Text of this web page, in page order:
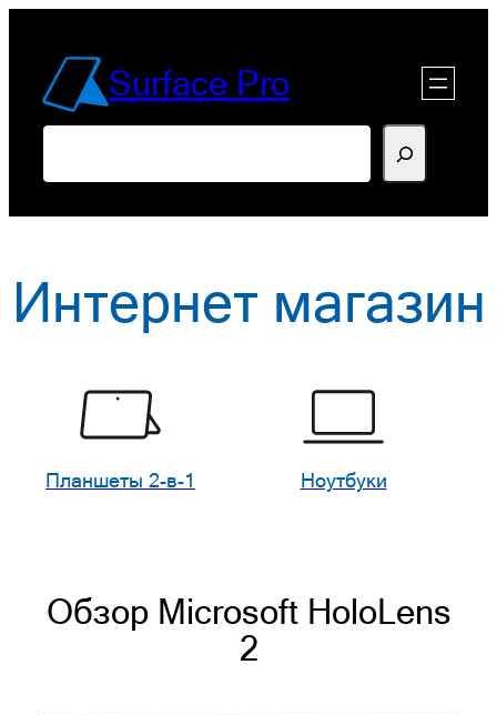
содержимомуSurface Pro
Интернет магазин
Планшеты 2-в-1 Ноутбуки
Обзор Microsoft HoloLens
2